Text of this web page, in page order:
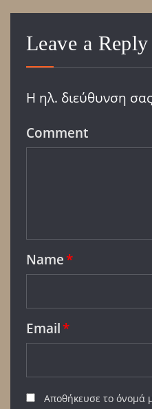
Leave a Reply
Η ηλ. διεύθυνση
Comment
Name*
Email*
Αποθήκευσε το όνομά